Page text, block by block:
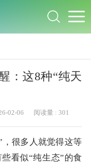
：这8种“纯天
02-06 阅读量 :301
，很多人就觉得这等
看似“纯生态”的食